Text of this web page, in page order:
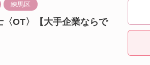
練馬区
〈OT〉【大手企業ならで